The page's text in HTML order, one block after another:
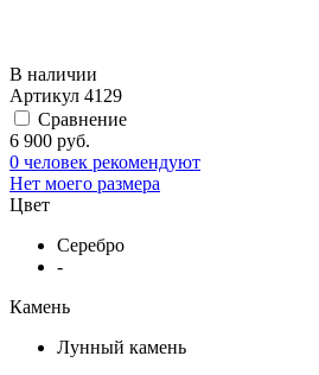
В наличии
Артикул 4129
Сравнение
6 900 руб.
0 человек рекомендуют
Нет моего размера
Цвет
Серебро
-
Камень
Лунный камень